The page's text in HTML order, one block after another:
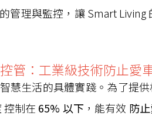
管理與監控，讓 Smart
管：工業級技術防止愛
慧生活的具體實踐。為了提
控制在 65% 以下 ，能有效 防